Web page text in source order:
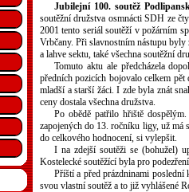
Jubilejní 100. soutěž
soutěžní družstva osmnácti SDH ze
2001 tento seriál soutěží v požárním
Vrbčany. Při slavnostním nástupu
a lahve sektu, také všechna soutěžní
Tomuto aktu ale předcházela
předních pozicích bojovalo celkem
mladší a starší žáci. I zde byla znát
ceny dostala všechna družstva.
Po obědě patřilo hřiště
zapojených do 13. ročníku ligy, už má
do celkového hodnocení, si vylepšit.
I na zdejší soutěži se (bohužel)
Kostelecké soutěžící byla pro
Příští a před prázdninami poslední
svou vlastní soutěž a to již vyhlášené